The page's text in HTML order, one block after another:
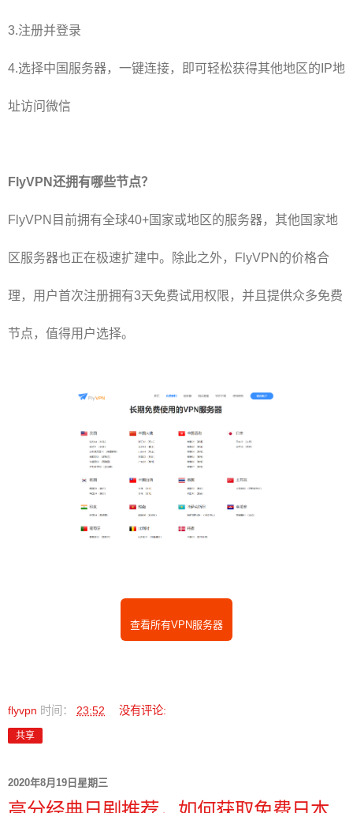
3.注册并登录
4.选择中国服务器，一键连接，即可轻松获得其他地区的IP地
址访问微信
FlyVPN还拥有哪些节点？
FlyVPN目前拥有全球40+国家或地区的服务器，其他国家地
区服务器也正在极速扩建中。除此之外，FlyVPN的价格合
理，用户首次注册拥有3天免费试用权限，并且提供众多免费
节点，值得用户选择。
查看所有VPN服务器
flyvpn 时间： 23:52 没有评论:
共享
2020年8月19日星期三